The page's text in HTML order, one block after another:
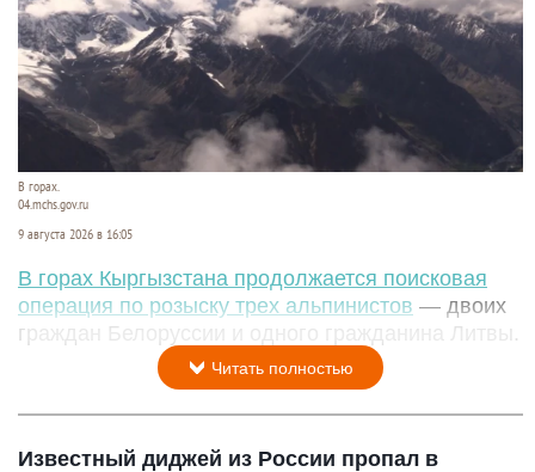
В горах.
04.mchs.gov.ru
9 августа 2026 в 16:05
В горах Кыргызстана продолжается поисковая
операция по розыску трех альпинистов — двоих
граждан Белоруссии и одного гражданина Литвы.
Читать полностью
Известный диджей из России пропал в